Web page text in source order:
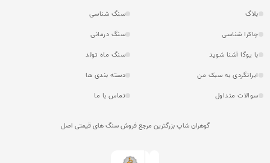
بلاگ
سنگ شناسی
چاکرا شناسی
سنگ درمانی
با یوگا آشنا شوید
سنگ ماه تولد
ایرانگردی به سبک من
دسته بندی ها
سوالات متداول
تماس با ما
گوهران شاپ بزرگترین مرجع فروش سنگ های قیمتی اصل